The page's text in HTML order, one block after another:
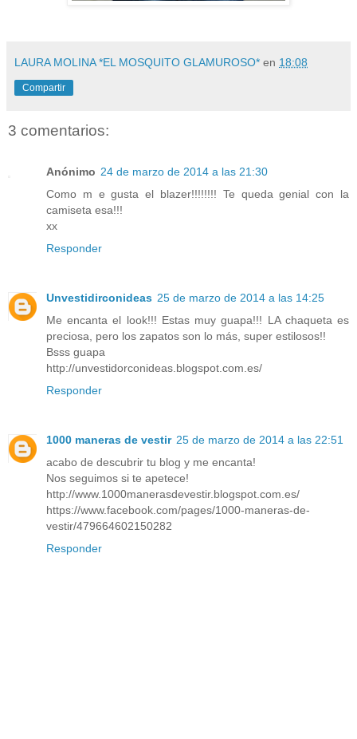
LAURA MOLINA *EL MOSQUITO GLAMUROSO* en 18:08
Compartir
3 comentarios:
Anónimo 24 de marzo de 2014 a las 21:30
Como m e gusta el blazer!!!!!!!! Te queda genial con la
camiseta esa!!!
xx
Responder
Unvestidirconideas 25 de marzo de 2014 a las 14:25
Me encanta el look!!! Estas muy guapa!!! LA chaqueta es
preciosa, pero los zapatos son lo más, super estilosos!!
Bsss guapa
http://unvestidorconideas.blogspot.com.es/
Responder
1000 maneras de vestir 25 de marzo de 2014 a las 22:51
acabo de descubrir tu blog y me encanta!
Nos seguimos si te apetece!
http://www.1000manerasdevestir.blogspot.com.es/
https://www.facebook.com/pages/1000-maneras-de-
vestir/479664602150282
Responder